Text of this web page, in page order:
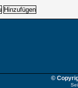
©